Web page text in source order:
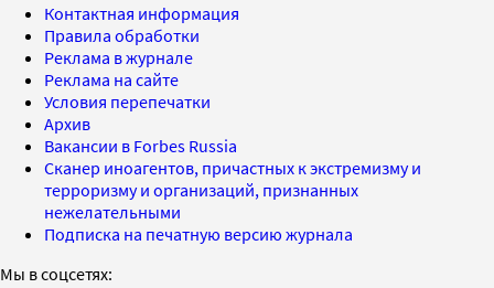
Контактная информация
Правила обработки
Реклама в журнале
Реклама на сайте
Условия перепечатки
Архив
Вакансии в Forbes Russia
Сканер иноагентов, причастных к экстремизму и
терроризму и организаций, признанных
нежелательными
Подписка на печатную версию журнала
Мы в соцсетях: